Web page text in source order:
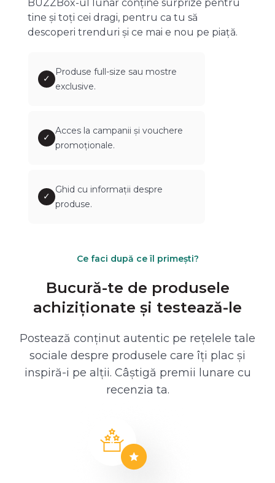
BUZZBox-ul lunar conține surprize pentru
tine și toți cei dragi, pentru ca tu să
descoperi trenduri și ce mai e nou pe piață.
✓
Produse full-size sau mostre
exclusive.
✓
Acces la campanii și vouchere
promoționale.
✓
Ghid cu informații despre
produse.
Ce faci după ce îl primești?
Bucură-te de produsele
achiziționate și testează-le
Postează conținut autentic pe rețelele tale
sociale despre produsele care îți plac și
inspiră-i pe alții. Câștigă premii lunare cu
recenzia ta.